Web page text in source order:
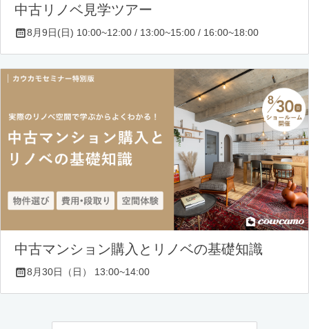
中古リノベ見学ツアー
8月9日(日) 10:00~12:00 / 13:00~15:00 / 16:00~18:00
中古マンション購入とリノベの基礎知識
8月30日（日） 13:00~14:00